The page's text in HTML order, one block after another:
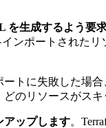
を生成するよう要
ンポートされた
トに失敗した場
のリソースがス
アップします。